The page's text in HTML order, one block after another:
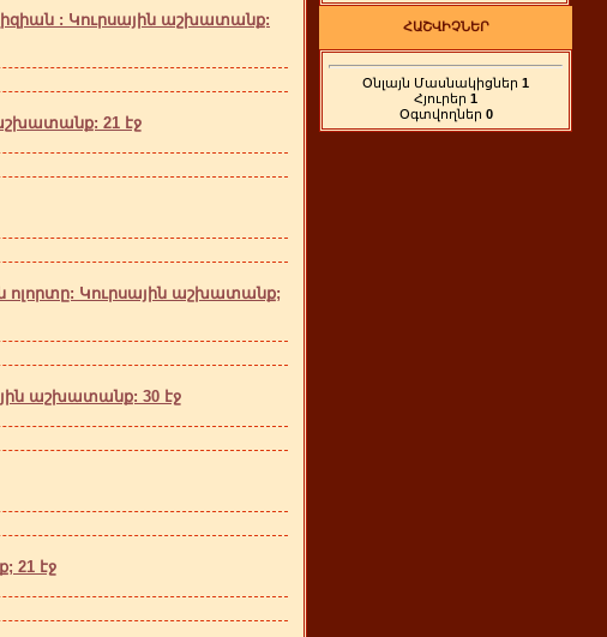
: Կուրսային աշխատանք:
21 էջ
ոլորտը: Կուրսային աշխատանք;
աշխատանք: 30 էջ
21 էջ
ՀԱՇՎԻՉՆԵՐ
Օնլայն Մասնակիցներ 1
Հյուրեր 1
Օգտվողներ 0